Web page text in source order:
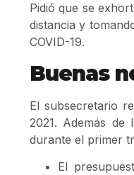
Pidió que se
distancia y
COVID-19.
Buenas
El subsecretario
2021. Además
durante el primer
El